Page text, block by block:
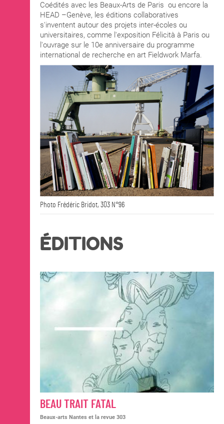
Coédités avec les Beaux-Arts de Paris ou encore la
HEAD –Genève, les éditions collaboratives
s'inventent autour des projets inter-écoles ou
universitaires, comme l'exposition Félicità à Paris ou
l'ouvrage sur le 10e anniversaire du programme
international de recherche en art Fieldwork Marfa.
Photo Frédéric Bridot, 303 N°96
ÉDITIONS
BEAU TRAIT FATAL
Beaux-arts Nantes et la revue 303